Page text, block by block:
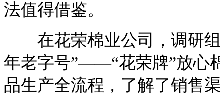
法值得借鉴。
在花荣棉业公司，调研组
年老字号”——“花荣牌”放心
品生产全流程，了解了销售